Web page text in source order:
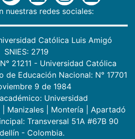
nuestras redes sociales:
Católica Luis Amigó
SNIES: 2719
21211 - Universidad Católica
de Educación Nacional: N° 17701
9 de 1984
Universidad
Manizales Montería
Apartadó
Transversal 51A #67B 90
- Colombia.